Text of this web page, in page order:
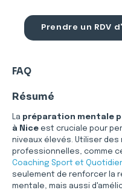
Prendre un RDV
FAQ
Résumé
La préparation mentale
à Nice est cruciale pour
niveaux élevés. Utiliser des
professionnelles, comme
Coaching Sport et
seulement de renforcer la
mentale, mais aussi